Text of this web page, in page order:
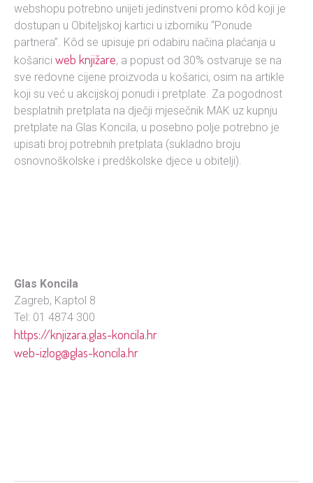
webshopu potrebno unijeti jedinstveni promo kôd koji je
dostupan u Obiteljskoj kartici u izborniku “Ponude
partnera”. Kôd se upisuje pri odabiru načina plaćanja u
košarici web knjižare, a popust od 30% ostvaruje se na
sve redovne cijene proizvoda u košarici, osim na artikle
koji su već u akcijskoj ponudi i pretplate. Za pogodnost
besplatnih pretplata na dječji mjesečnik MAK uz kupnju
pretplate na Glas Koncila, u posebno polje potrebno je
upisati broj potrebnih pretplata (sukladno broju
osnovnoškolske i predškolske djece u obitelji).
Glas Koncila
Zagreb, Kaptol 8
Tel: 01 4874 300
https://knjizara.glas-koncila.hr
web-izlog@glas-koncila.hr